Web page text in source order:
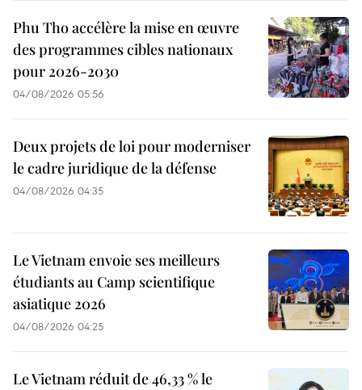
Phu Tho accélère la mise en œuvre
des programmes cibles nationaux
pour 2026-2030
04/08/2026 05:56
Deux projets de loi pour moderniser
le cadre juridique de la défense
04/08/2026 04:35
Le Vietnam envoie ses meilleurs
étudiants au Camp scientifique
asiatique 2026
04/08/2026 04:25
Le Vietnam réduit de 46,33 % le